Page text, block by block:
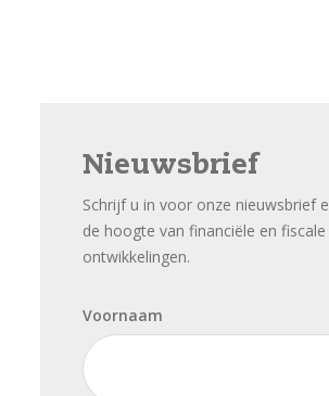
Nieuwsbrief
Schrijf u in voor onze nieuwsbrief
de hoogte van financiële en fiscale
ontwikkelingen.
Voornaam